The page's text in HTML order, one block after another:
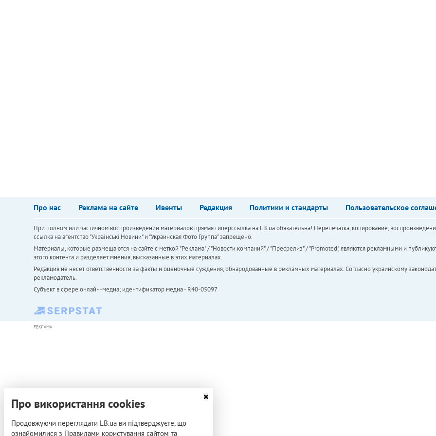
Про нас Реклама на сайте Ивенты Редакция Политики и стандарты Пользовательское
При полном или частичном воспроизведении материалов прямая гиперссылка на LB.ua обязательна! Перепечатка, копирование,
ссылка на агентство "Українськi Новини" и "Украинская Фото Группа" запрещено.
Материалы, которые размещаются на сайте с меткой "Реклама" / "Новости компаний" / "Пресрелиз" / "Promoted", являются рекламными и
этого контента и разделяет мнения, высказанные в этих материалах.
Редакция не несет ответственности за факты и оценочные суждения, обнародованные в рекламных материалах. Согласно украинскому
рекламодатель.
Субъект в сфере онлайн-медиа; идентификатор медиа - R40-05097
РЕКЛАМА
Про використання cookies
Продовжуючи переглядати LB.ua ви підтверджуєте, що
ознайомилися з Правилами користування сайтом та